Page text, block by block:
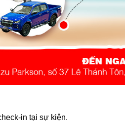
in tại sự kiện.